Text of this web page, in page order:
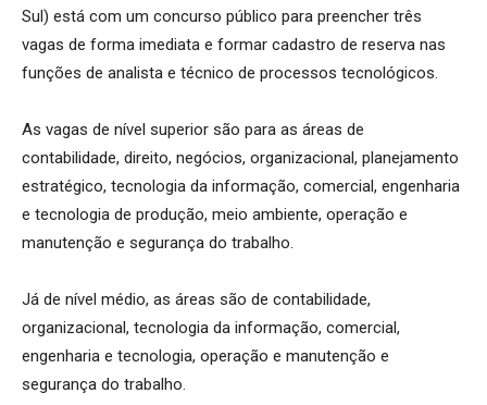
Sul) está com um concurso público para preencher três
vagas de forma imediata e formar cadastro de reserva nas
funções de analista e técnico de processos tecnológicos.
As vagas de nível superior são para as áreas de
contabilidade, direito, negócios, organizacional, planejamento
estratégico, tecnologia da informação, comercial, engenharia
e tecnologia de produção, meio ambiente, operação e
manutenção e segurança do trabalho.
Já de nível médio, as áreas são de contabilidade,
organizacional, tecnologia da informação, comercial,
engenharia e tecnologia, operação e manutenção e
segurança do trabalho.